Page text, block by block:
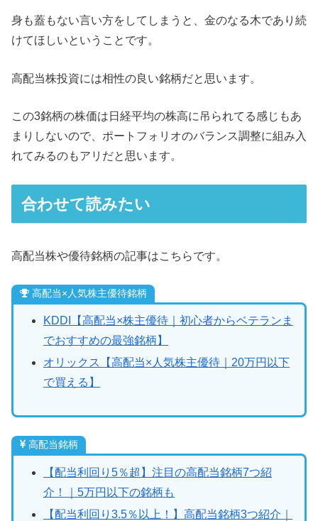
身も蓋もない言い方をしてしまうと、金のなる木であり続
けてほしいということです。
高配当株投資には相性の良い銘柄だと思います。
この3銘柄の株価は日経平均の株高に吊られてる感じもあ
まりしないので、ポートフォリオのバランス調整に組み入
れてみるのもアリだと思います。
合わせて読みたい
高配当株や優待銘柄の記事はこちらです。
高配当×人気株主優待銘柄
KDDI【高配当×株主優待｜初心者からベテランま
でおすすめの最強銘柄】
オリックス【高配当×人気株主優待｜20万円以下
で買える】
高配当銘柄
【配当利回り5％超】注目の高配当銘柄7つ紹
介！｜5万円以下の銘柄も
【配当利回り3.5％以上！】高配当銘柄3つ紹介｜